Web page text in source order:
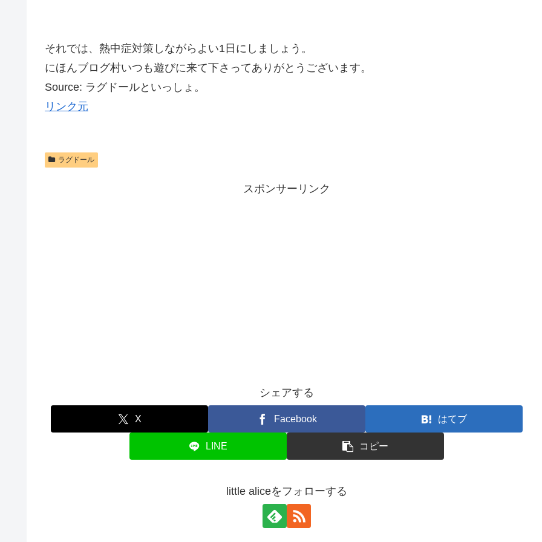
それでは、熱中症対策しながらよい1日にしましょう。
にほんブログ村いつも遊びに来て下さってありがとうございます。
Source: ラグドールといっしょ。
リンク元
ラグドール
スポンサーリンク
シェアする
X Facebook はてブ
LINE コピー
little aliceをフォローする